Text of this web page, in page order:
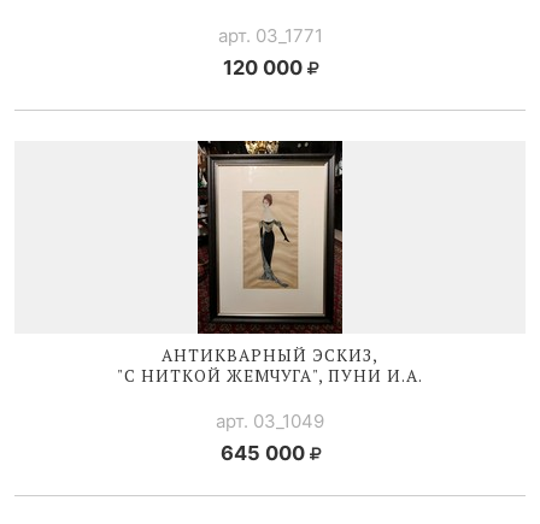
арт. 03_1771
120 000
АНТИКВАРНЫЙ ЭСКИЗ,
"С НИТКОЙ ЖЕМЧУГА", ПУНИ И.А.
арт. 03_1049
645 000